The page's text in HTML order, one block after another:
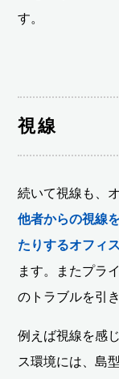
す。
視線
続いて視線も、
他者からの視線
たりするオフィ
ます。またプラ
のトラブルを引
例えば視線を感
ス環境には、島